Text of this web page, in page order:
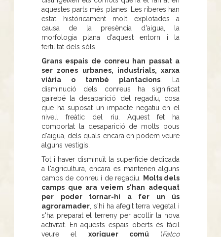
aquestes parts més planes. Les riberes han
estat històricament molt explotades a
causa de la presència d'aigua, la
morfologia plana d'aquest entorn i la
fertilitat dels sòls.
Grans espais de conreu han passat a
ser zones urbanes, industrials, xarxa
viària o també plantacions . La
disminució dels conreus ha significat
gairebé la desaparició del regadiu, cosa
que ha suposat un impacte negatiu en el
nivell freàtic del riu. Aquest fet ha
comportat la desaparició de molts pous
d'aigua, dels quals encara en podem veure
alguns vestigis.
Tot i haver disminuït la superfície dedicada
a l'agricultura, encara es mantenen alguns
camps de conreu i de regadiu.
Molts dels
camps que ara veiem s'han adequat
per poder tornar-hi a fer un ús
agroramader , s'hi ha afegit terra vegetal i
s'ha preparat el terreny per acollir la nova
activitat. En aquests espais oberts és fàcil
veure el xoriguer comú(Falco